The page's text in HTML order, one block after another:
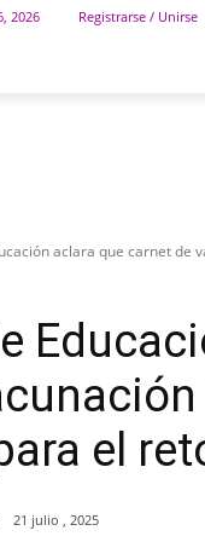
2026 Registrarse / Unirse
aclara que carnet de
el
21 julio , 2025